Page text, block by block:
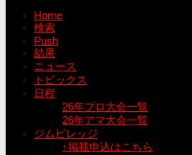
Home
検索
Push
結果
ニュース
トピックス
日程
26年プロ大会一覧
26年アマ大会一覧
ジムビレッジ
↑掲載申込はこちら